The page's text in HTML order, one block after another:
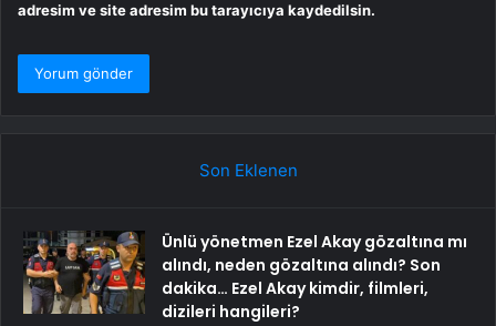
adresim ve site adresim bu tarayıcıya kaydedilsin.
Son Eklenen
Ünlü yönetmen Ezel Akay gözaltına mı
alındı, neden gözaltına alındı? Son
dakika… Ezel Akay kimdir, filmleri,
dizileri hangileri?